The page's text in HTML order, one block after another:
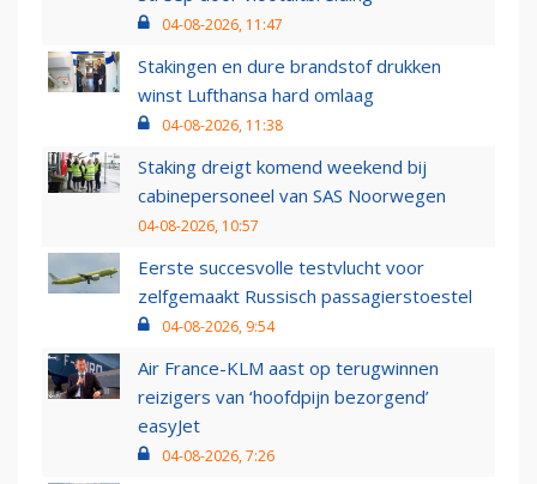
04-08-2026, 11:47
Stakingen en dure brandstof drukken
winst Lufthansa hard omlaag
04-08-2026, 11:38
Staking dreigt komend weekend bij
cabinepersoneel van SAS Noorwegen
04-08-2026, 10:57
Eerste succesvolle testvlucht voor
zelfgemaakt Russisch passagierstoestel
04-08-2026, 9:54
Air France-KLM aast op terugwinnen
reizigers van ‘hoofdpijn bezorgend’
easyJet
04-08-2026, 7:26